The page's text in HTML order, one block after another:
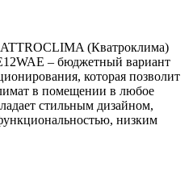
(Кватроклима)
– бюджетный вариант
которая позволит
в помещении в любое
стильным дизайном,
низким